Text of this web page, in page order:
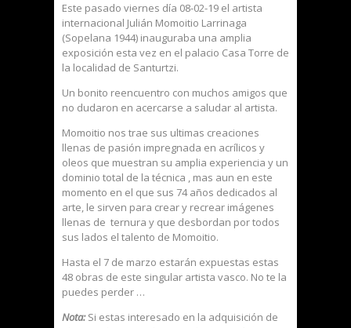
Este pasado viernes día 08-02-19 el artista
internacional Julián Momoitio Larrinaga
(Sopelana 1944) inauguraba una amplia
exposición esta vez en el palacio Casa Torre de
la localidad de Santurtzi.
Un bonito reencuentro con muchos amigos que
no dudaron en acercarse a saludar al artista.
Momoitio nos trae sus ultimas creaciones
llenas de pasión impregnada en acrílicos y
oleos que muestran su amplia experiencia y un
dominio total de la técnica , mas aun en este
momento en el que sus 74 años dedicados al
arte, le sirven para crear y recrear imágenes
llenas de ternura y que desbordan por todos
sus lados el talento de Momoitio.
Hasta el 7 de marzo estarán expuestas estas
48 obras de este singular artista vasco. No te la
puedes perder …
Nota:Si estas interesado en la adquisición de